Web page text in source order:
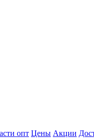
опт Цены Акции